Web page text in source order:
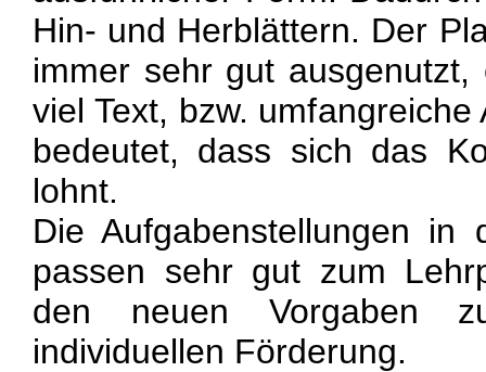
Hin- und Herblättern. Der
immer sehr gut
viel Text, bzw.
bedeutet, dass sich das
lohnt.
Die Aufgabenstellungen in
passen sehr gut zum
den neuen Vorgaben
individuellen Förderung.